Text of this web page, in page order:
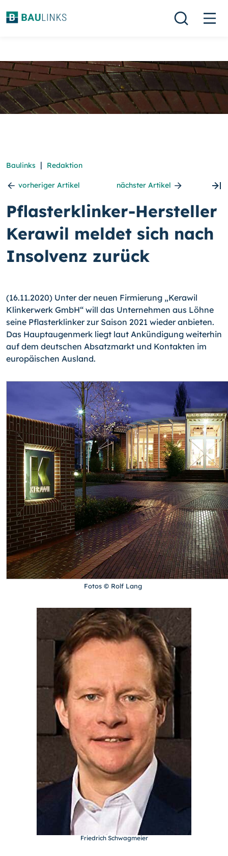
Baulinks | Redaktion
vorheriger Artikel nächster Artikel
Pflasterklinker-Hersteller
Kerawil meldet sich nach
Insolvenz zurück
(16.11.2020) Unter der neuen Firmierung „Kerawil
Klinkerwerk GmbH“ will das Unternehmen aus Löhne
seine Pflasterklinker zur Saison 2021 wieder anbieten.
Das Hauptaugenmerk liegt laut Ankündigung weiterhin
auf dem deutschen Absatzmarkt und Kontakten im
europäischen Ausland.
Fotos © Rolf Lang
Friedrich Schwagmeier